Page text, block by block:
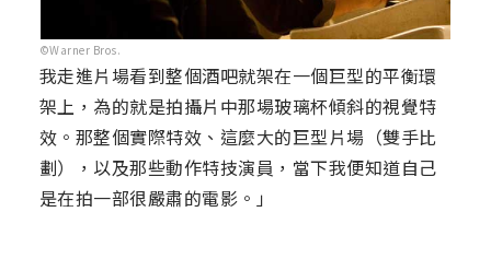
©Warner Bros.
我走進片場看到整個酒吧就架在一個巨型的平衡環
架上，為的就是拍攝片中那場玻璃杯傾斜的視覺特
效。那整個實際特效、這麼大的巨型片場（雙手比
劃），以及那些動作特技演員，當下我便知道自己
是在拍一部很嚴肅的電影。」